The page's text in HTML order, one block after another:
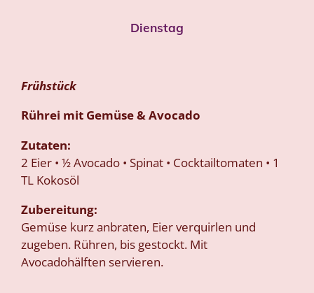
Dienstag
Frühstück
Rührei mit Gemüse & Avocado
Zutaten:
2 Eier • ½ Avocado • Spinat • Cocktailtomaten • 1
TL Kokosöl
Zubereitung:
Gemüse kurz anbraten, Eier verquirlen und
zugeben. Rühren, bis gestockt. Mit
Avocadohälften servieren.